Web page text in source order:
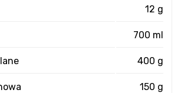
12 g
700 ml
400 g
150 g